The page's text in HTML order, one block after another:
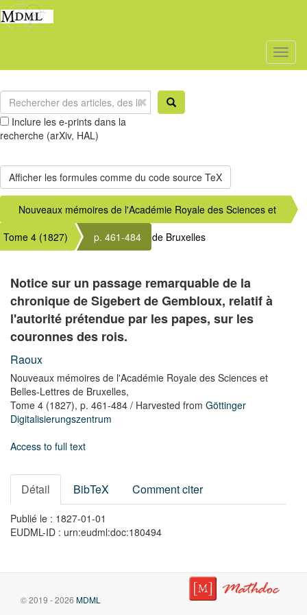
Inclure les e-prints dans la
recherche (arXiv, HAL)
Nouveaux mémoires de l'Académie Royale des Sciences et
Belles-Lettres de Bruxelles
Tome 4 (1827) p. 461-484
Notice sur un passage remarquable de la
chronique de Sigebert de Gembloux, relatif à
l'autorité prétendue par les papes, sur les
couronnes des rois.
Raoux
Nouveaux mémoires de l'Académie Royale des Sciences et
Belles-Lettres de Bruxelles,
Tome 4 (1827), p. 461-484 / Harvested from Göttinger
Digitalisierungszentrum
Access to full text
Détail BibTeX Comment citer
Publié le : 1827-01-01
EUDML-ID : urn:eudml:doc:180494
© 2019 - 2026 MDML